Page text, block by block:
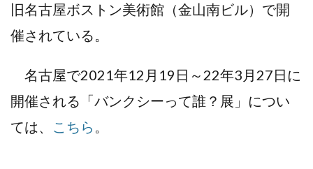
旧名古屋ボストン美術館（金山南ビル）で開
催されている。
名古屋で2021年12月19日～22年3月27日に
開催される「バンクシーって誰？展」につい
ては、 こちら 。